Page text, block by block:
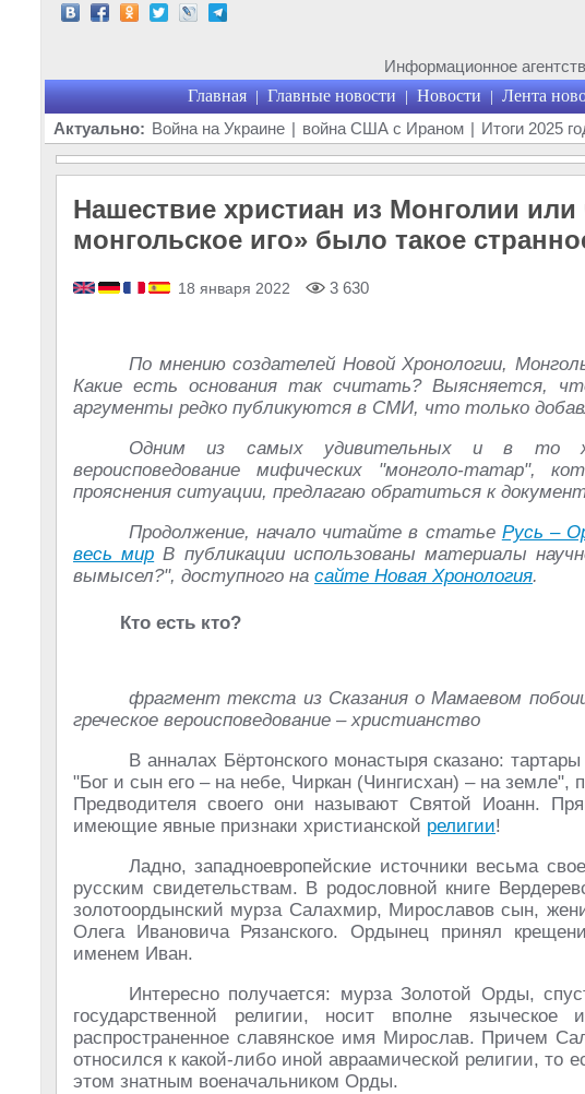
Информационное
Главная | Главные новости | Новости | Лента
Актуально: Война на Украине | война США с Ираном | Итоги 2025
Нашествие христиан из Монголии или
монгольское иго» было такое
18 января 2022 3 630
По мнению создателей Новой Хронологии,
Какие есть основания так считать? Выясняется,
аргументы редко публикуются в СМИ, что только
Одним из самых удивительных и в то
вероисповедование мифических "монголо-татар",
прояснения ситуации, предлагаю обратиться к
Продолжение, начало читайте в статье Русь –
весь мир В публикации использованы материалы
вымысел?", доступного на сайте Новая Хронология.
Кто есть кто?
фрагмент текста из Сказания о Мамаевом
греческое вероисповедование – христианство
В анналах Бёртонского монастыря сказано:
"Бог и сын его – на небе, Чиркан (Чингисхан) – на
Предводителя своего они называют Святой Иоанн.
имеющие явные признаки христианской религии!
Ладно, западноевропейские источники весьма
русским свидетельствам. В родословной книге
золотоордынский мурза Салахмир, Мирославов сын,
Олега Ивановича Рязанского. Ордынец принял
именем Иван.
Интересно получается: мурза Золотой Орды,
государственной религии, носит вполне
распространенное славянское имя Мирослав. Причем
относился к какой-либо иной авраамической религии, то
этом знатным военачальником Орды.